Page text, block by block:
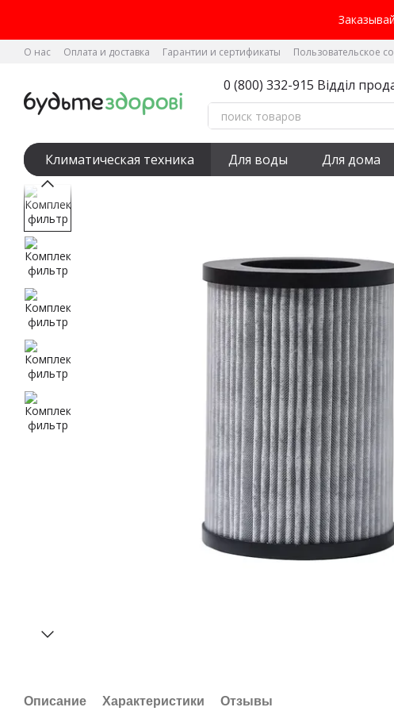
О нас Оплата и доставка Гарантии и сертификаты Пользовательское
0 (800) 332-915 Відділ
Климатическая техника Для воды Для дома
Описание Характеристики Отзывы